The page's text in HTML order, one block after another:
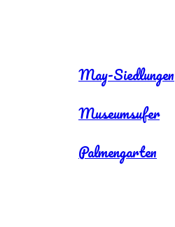
May-Siedlungen
Museumsufer
Palmengarten